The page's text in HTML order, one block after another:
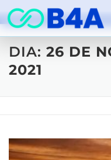
DIA: 26 DE
2021